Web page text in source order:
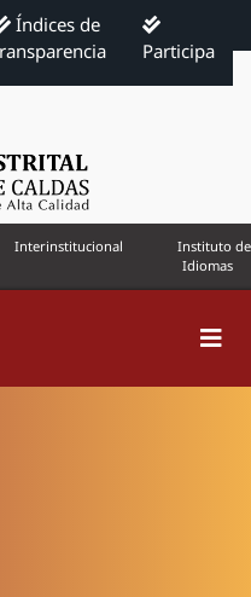
Índices de
Participa
Interinstitucional
Instituto de
Idiomas